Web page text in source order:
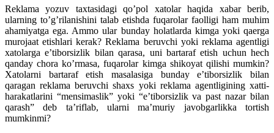
Reklama yozuv taxtasidagi qo’pol xatolar haqida xabar berib,
ularning to’g’rilanishini talab etishda fuqarolar faolligi ham muhim
ahamiyatga ega. Ammo ular bunday holatlarda kimga yoki qaerga
murojaat etishlari kerak? Reklama beruvchi yoki reklama agentligi
xatolarga e’tiborsizlik bilan qarasa, uni bartaraf etish uchun hech
qanday chora ko’rmasa, fuqarolar kimga shikoyat qilishi mumkin?
Xatolarni bartaraf etish masalasiga bunday e’tiborsizlik bilan
qaragan reklama beruvchi shaxs yoki reklama agentligining xatti-
harakatlarini “mensimaslik” yoki “e’tiborsizlik va past nazar bilan
qarash” deb ta’riflab, ularni ma’muriy javobgarlikka tortish
mumkinmi?